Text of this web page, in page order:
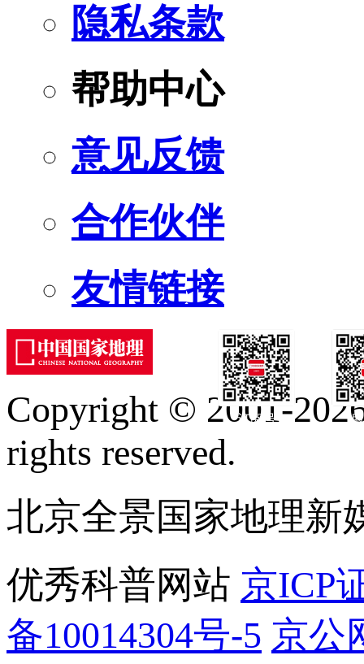
隐私条款
帮助中心
意见反馈
合作伙伴
友情链接
订阅号
Copyright © 2001-
rights reserved.
北京全景国家地理新
优秀科普网站 京ICP
备10014304号-5 京公